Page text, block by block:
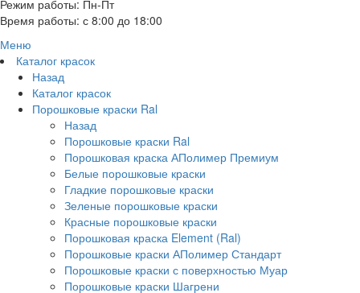
Режим работы: Пн-Пт
Время работы: с 8:00 до 18:00
Меню
Каталог красок
Назад
Каталог красок
Порошковые краски Ral
Назад
Порошковые краски Ral
Порошковая краска АПолимер Премиум
Белые порошковые краски
Гладкие порошковые краски
Зеленые порошковые краски
Красные порошковые краски
Порошковая краска Element (Ral)
Порошковые краски АПолимер Стандарт
Порошковые краски с поверхностью Муар
Порошковые краски Шагрени